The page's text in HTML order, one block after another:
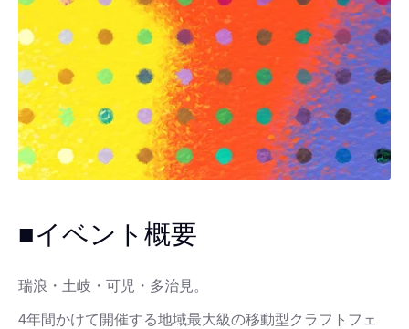
■イベント概要
瑞浪・土岐・可児・多治見。
4年間かけて開催する地域最大級の移動型クラフトフェ